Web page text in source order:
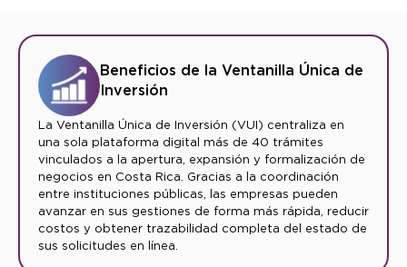
Beneficios de la Ventanilla Única de
Inversión
La Ventanilla Única de Inversión (VUI) centraliza en
una sola plataforma digital más de 40 trámites
vinculados a la apertura, expansión y formalización de
negocios en Costa Rica. Gracias a la coordinación
entre instituciones públicas, las empresas pueden
avanzar en sus gestiones de forma más rápida, reducir
costos y obtener trazabilidad completa del estado de
sus solicitudes en línea.